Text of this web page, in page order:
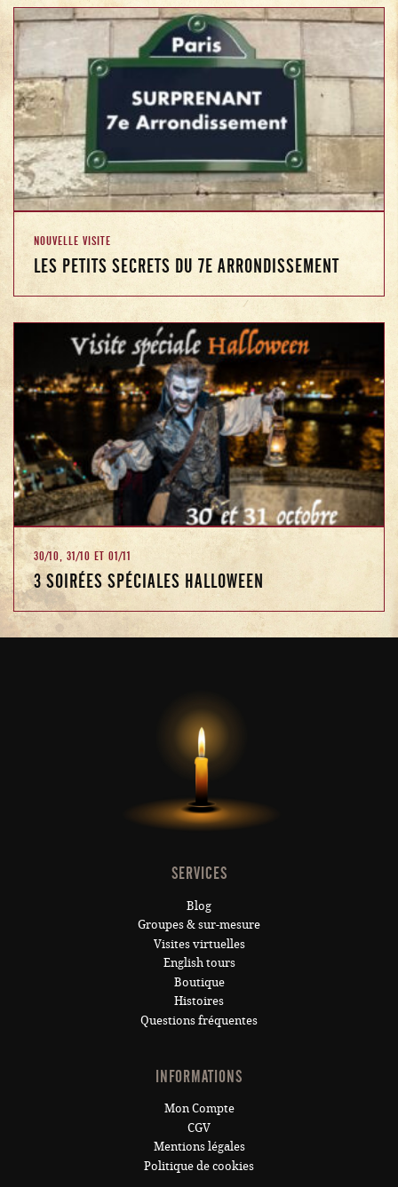
NOUVELLE VISITE
LES PETITS SECRETS DU 7E ARRONDISSEMENT
30/10, 31/10 ET 01/11
3 SOIRÉES SPÉCIALES HALLOWEEN
SERVICES
Blog
Groupes & sur-mesure
Visites virtuelles
English tours
Boutique
Histoires
Questions fréquentes
INFORMATIONS
Mon Compte
CGV
Mentions légales
Politique de cookies